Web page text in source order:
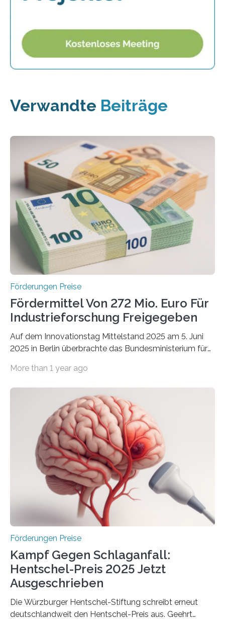
Verwandte Beiträge
Förderungen Preise
Fördermittel Von 272 Mio. Euro Für
Industrieforschung Freigegeben
Auf dem Innovationstag Mittelstand 2025 am 5. Juni
2025 in Berlin überbrachte das Bundesministerium für
Überplanmäßige Verpflichtungsermächtigungen in
Woche vom Haushaltsausschuss freigegeben – unter
anderem zur Unterstützung der
Industrieforschungsprogramme Industrielle
Gemeinschaftsforschung (IGF), Zentrales
Innovationsprogramm Mittelstand (ZIM) und
Innovationskompetenz INNO-KOM. Auf dem
Innovationstag Mittelstand 2025 am 5. Juni 2025 in
Berlin überbrachte das Bundesministerium für
Wirtschaft und Energie eine gute Nachricht:
Überplanmäßige Verpflichtungsermächtigungen in
More than 1 year ago
Förderungen Preise
Kampf Gegen Schlaganfall:
Hentschel-Preis 2025 Jetzt
Ausgeschrieben
Die Würzburger Hentschel-Stiftung schreibt erneut
deutschlandweit den Hentschel-Preis aus. Geehrt